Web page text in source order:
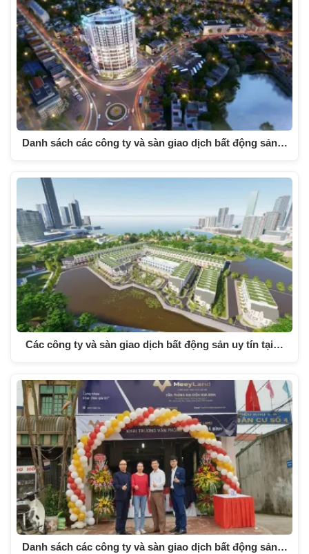
Danh sách các công ty và sàn giao dịch bất động sản…
Các công ty và sàn giao dịch bất động sản uy tín tại…
Danh sách các công ty và sàn giao dịch bất động sản…